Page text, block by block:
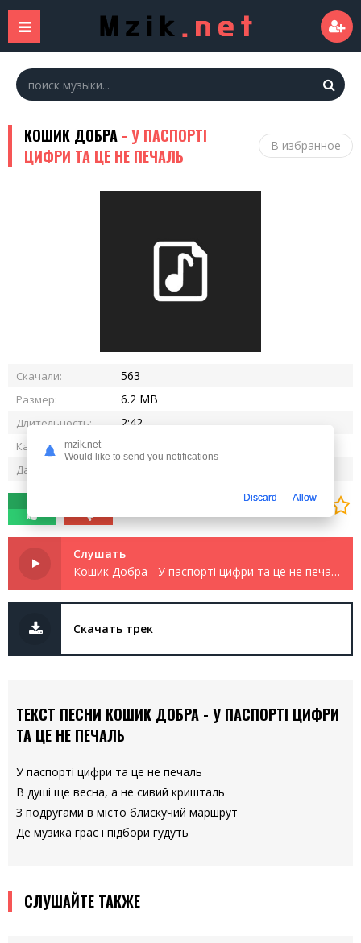
КОШИК ДОБРА - У ПАСПОРТІ
ЦИФРИ ТА ЦЕ НЕ ПЕЧАЛЬ
В избранное
Скачали: 563
Размер: 6.2 MB
Длительность: 2:42
Качество:
Дата релиза:
Слушать
Кошик Добра - У паспорті цифри та це не печаль
Скачать трек
ТЕКСТ ПЕСНИ КОШИК ДОБРА - У ПАСПОРТІ ЦИФРИ
ТА ЦЕ НЕ ПЕЧАЛЬ
У паспорті цифри та це не печаль
В душі ще весна, а не сивий кришталь
З подругами в місто блискучий маршрут
Де музика грає і підбори гудуть
СЛУШАЙТЕ ТАКЖЕ
mzik.net
Would like to send you notifications
Discard Allow